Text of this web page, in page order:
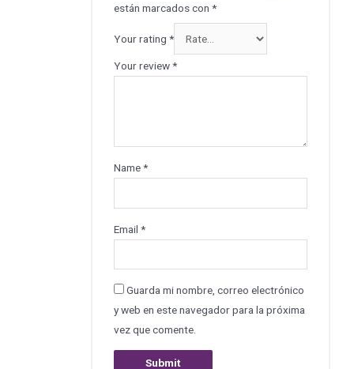
están marcados con*
Your rating*
Your review*
Name*
Email*
Guarda mi nombre, correo electrónico
y web en este navegador para la próxima
vez que comente.